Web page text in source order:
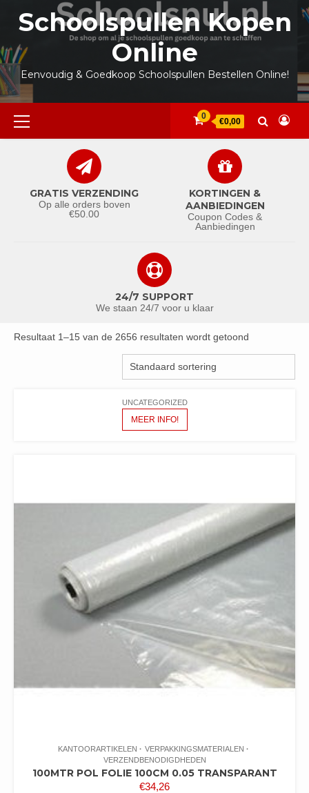
inhoud
Schoolspullen Kopen
Online
Eenvoudig & Goedkoop Schoolspullen Bestellen Online!
Primair
menu
0
€0,00
GRATIS VERZENDING
Op alle orders boven
€50.00
KORTINGEN &
AANBIEDINGEN
Coupon Codes &
Aanbiedingen
24/7 SUPPORT
We staan 24/7 voor u klaar
Resultaat 1–15 van de 2656 resultaten wordt getoond
UNCATEGORIZED
MEER INFO!
KANTOORARTIKELEN
VERPAKKINGSMATERIALEN
VERZENDBENODIGDHEDEN
100MTR POL FOLIE 100CM 0.05 TRANSPARANT
€34,26